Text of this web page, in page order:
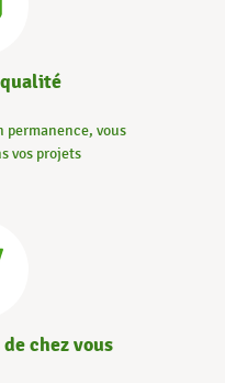
permanence, vous
vos projets
chez vous